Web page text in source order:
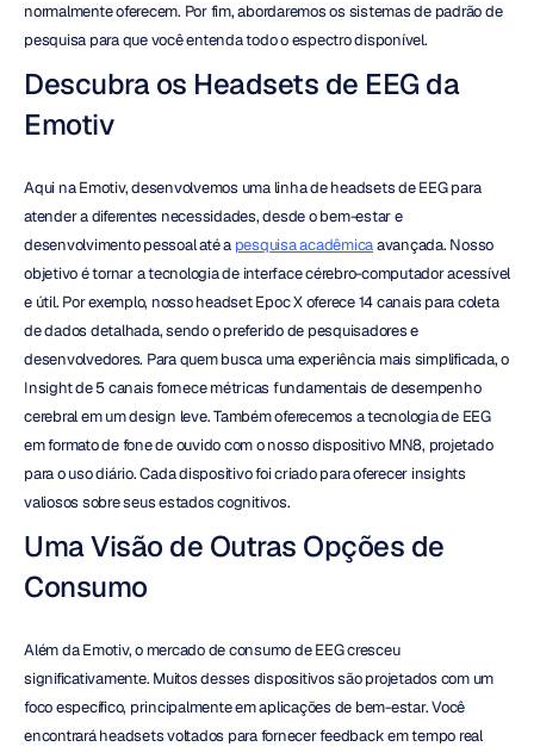
normalmente oferecem. Por fim, abordaremos os sistemas de padrão de
pesquisa para que você entenda todo o espectro disponível.
Descubra os Headsets de EEG da
Emotiv
Aqui na Emotiv, desenvolvemos uma linha de headsets de EEG para
atender a diferentes necessidades, desde o bem-estar e
desenvolvimento pessoal até a pesquisa acadêmica avançada. Nosso
objetivo é tornar a tecnologia de interface cérebro-computador acessível
e útil. Por exemplo, nosso headset Epoc X oferece 14 canais para coleta
de dados detalhada, sendo o preferido de pesquisadores e
desenvolvedores. Para quem busca uma experiência mais simplificada, o
Insight de 5 canais fornece métricas fundamentais de desempenho
cerebral em um design leve. Também oferecemos a tecnologia de EEG
em formato de fone de ouvido com o nosso dispositivo MN8, projetado
para o uso diário. Cada dispositivo foi criado para oferecer insights
valiosos sobre seus estados cognitivos.
Uma Visão de Outras Opções de
Consumo
Além da Emotiv, o mercado de consumo de EEG cresceu
significativamente. Muitos desses dispositivos são projetados com um
foco específico, principalmente em aplicações de bem-estar. Você
encontrará headsets voltados para fornecer feedback em tempo real